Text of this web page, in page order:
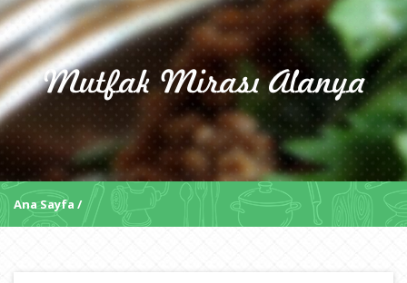
Mutfak Mirası Alanya
Ana Sayfa